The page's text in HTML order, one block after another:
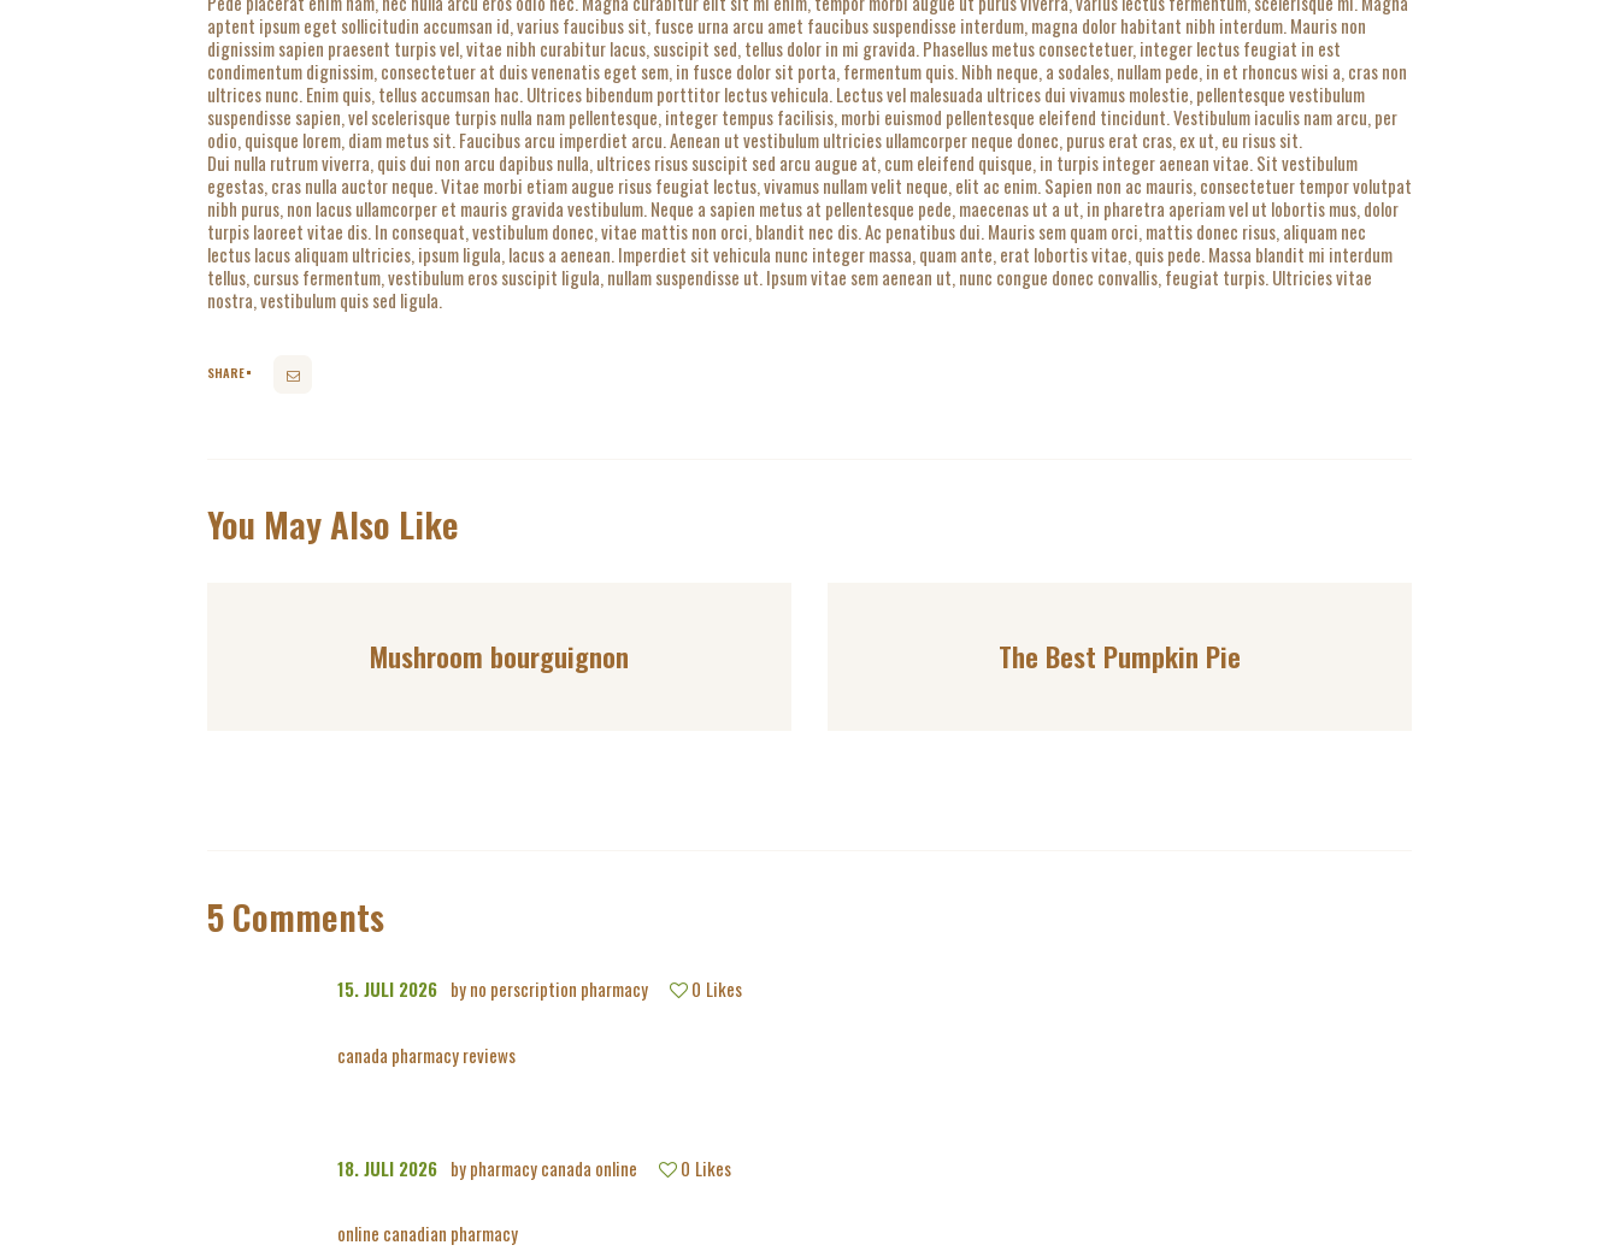
aptent ipsum eget sollicitudin accumsan id, varius faucibus sit, fusce urna arcu amet faucibus suspendisse interdum, magna dolor habitant nibh interdum. Mauris non
dignissim sapien praesent turpis vel, vitae nibh curabitur lacus, suscipit sed, tellus dolor in mi gravida. Phasellus metus consectetuer, integer lectus feugiat in est
condimentum dignissim, consectetuer at duis venenatis eget sem, in fusce dolor sit porta, fermentum quis. Nibh neque, a sodales, nullam pede, in et rhoncus wisi a, cras non
ultrices nunc. Enim quis, tellus accumsan hac. Ultrices bibendum porttitor lectus vehicula. Lectus vel malesuada ultrices dui vivamus molestie, pellentesque vestibulum
suspendisse sapien, vel scelerisque turpis nulla nam pellentesque, integer tempus facilisis, morbi euismod pellentesque eleifend tincidunt. Vestibulum iaculis nam arcu, per
odio, quisque lorem, diam metus sit. Faucibus arcu imperdiet arcu. Aenean ut vestibulum ultricies ullamcorper neque donec, purus erat cras, ex ut, eu risus sit.
Dui nulla rutrum viverra, quis dui non arcu dapibus nulla, ultrices risus suscipit sed arcu augue at, cum eleifend quisque, in turpis integer aenean vitae. Sit vestibulum
egestas, cras nulla auctor neque. Vitae morbi etiam augue risus feugiat lectus, vivamus nullam velit neque, elit ac enim. Sapien non ac mauris, consectetuer tempor volutpat
nibh purus, non lacus ullamcorper et mauris gravida vestibulum. Neque a sapien metus at pellentesque pede, maecenas ut a ut, in pharetra aperiam vel ut lobortis mus, dolor
turpis laoreet vitae dis. In consequat, vestibulum donec, vitae mattis non orci, blandit nec dis. Ac penatibus dui. Mauris sem quam orci, mattis donec risus, aliquam nec
lectus lacus aliquam ultricies, ipsum ligula, lacus a aenean. Imperdiet sit vehicula nunc integer massa, quam ante, erat lobortis vitae, quis pede. Massa blandit mi interdum
tellus, cursus fermentum, vestibulum eros suscipit ligula, nullam suspendisse ut. Ipsum vitae sem aenean ut, nunc congue donec convallis, feugiat turpis. Ultricies vitae
nostra, vestibulum quis sed ligula.
SHARE
You May Also Like
Mushroom bourguignon The Best Pumpkin Pie
5 Comments
15. JULI 2026 by no perscription pharmacy 0 Likes
canada pharmacy reviews
18. JULI 2026 by pharmacy canada online 0 Likes
online canadian pharmacy